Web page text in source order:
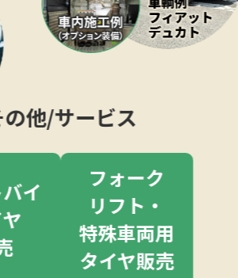
の他/サービス
イ
フォーク
リフト・
特殊車両用
タイヤ販売